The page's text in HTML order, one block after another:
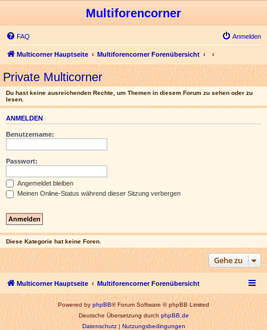
Multiforencorner
FAQ Anmelden
Multicorner Hauptseite Multiforencorner Forenübersicht
Private Multicorner
Du hast keine ausreichenden Rechte, um Themen in diesem Forum zu sehen oder zu
lesen.
ANMELDEN
Benutzername:
Passwort:
Angemeldet bleiben
Meinen Online-Status während dieser Sitzung verbergen
Diese Kategorie hat keine Foren.
Gehe zu
Multicorner Hauptseite Multiforencorner Forenübersicht
Powered byphpBB® Forum Software © phpBB Limited
Deutsche Übersetzung durchphpBB.de
Datenschutz|Nutzungsbedingungen